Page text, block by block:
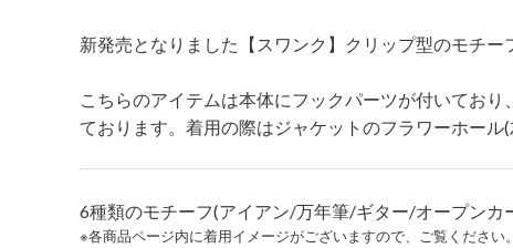
新発売となりました【スワンク】クリップ型のモチー
こちらのアイテムは本体にフックパーツが付いてお
ております。着用の際はジャケットのフラワーホール
6種類のモチーフ(アイアン/万年筆/ギター/オープンカ
※各商品ページ内に着用イメージがございますので、ご覧ください。